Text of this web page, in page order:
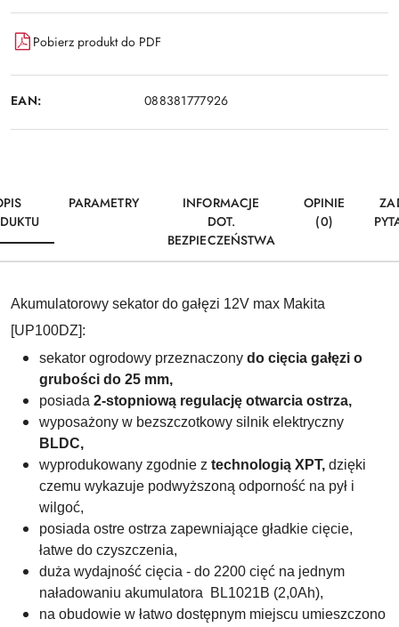
Pobierz produkt do PDF
EAN: 088381777926
PARAMETRY
INFORMACJE
DOT.
BEZPIECZEŃSTWA
OPINIE
(0)
Akumulatorowy sekator do gałęzi 12V max Makita
[UP100DZ]:
sekator ogrodowy przeznaczony do cięcia gałęzi o
grubości do 25 mm,
posiada 2-stopniową regulację otwarcia ostrza,
wyposażony w bezszczotkowy silnik elektryczny
BLDC,
wyprodukowany zgodnie z technologią XPT, dzięki
czemu wykazuje podwyższoną odporność na pył i
wilgoć,
posiada ostre ostrza zapewniające gładkie cięcie,
łatwe do czyszczenia,
duża wydajność cięcia - do 2200 cięć na jednym
naładowaniu akumulatora
BL1021B (2,0Ah),
na obudowie w łatwo dostępnym miejscu umieszczono